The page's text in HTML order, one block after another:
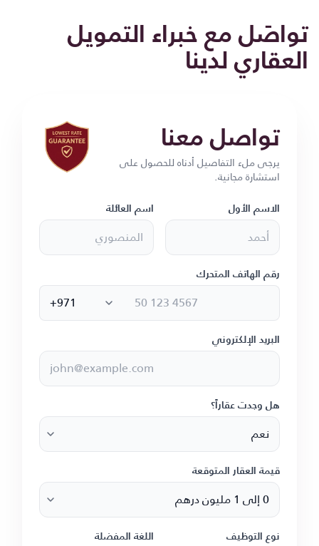
تواصَل مع خبراء التمويل
العقاري لدينا
تواصل معنا
يرجى ملء التفاصيل أدناه للحصول على
استشارة مجانية.
الاسم الأول اسم العائلة
رقم الهاتف المتحرك
البريد الإلكتروني
هل وجدت عقاراً؟
قيمة العقار المتوقعة
نوع التوظيف اللغة المفضلة